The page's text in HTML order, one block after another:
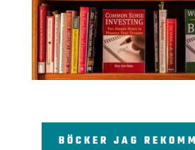
BÖCKER JAG